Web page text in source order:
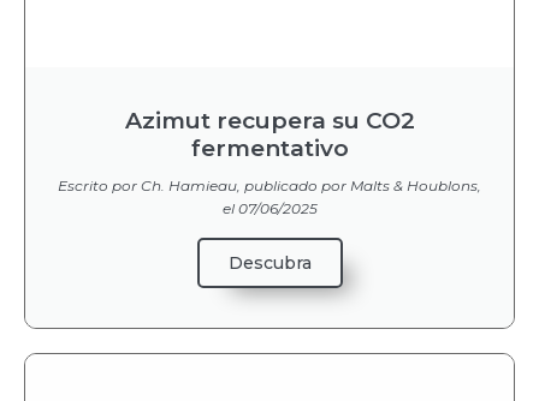
Azimut recupera su CO2
fermentativo
Escrito por Ch. Hamieau, publicado por Malts & Houblons,
el 07/06/2025
Descubra